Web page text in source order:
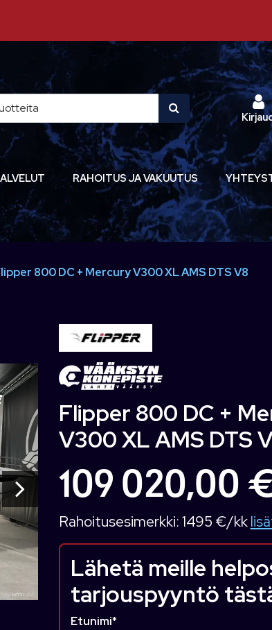
RAHOITUS JA VAKUUTUS
800 DC + Mercury V300 XL AMS DTS V8
Flipper 800 DC +
V300 XL AMS DTS
109 020,00
Rahoitusesimerkki:1495 €/kk
Lähetä meille
tarjouspyyntö
Etunimi*